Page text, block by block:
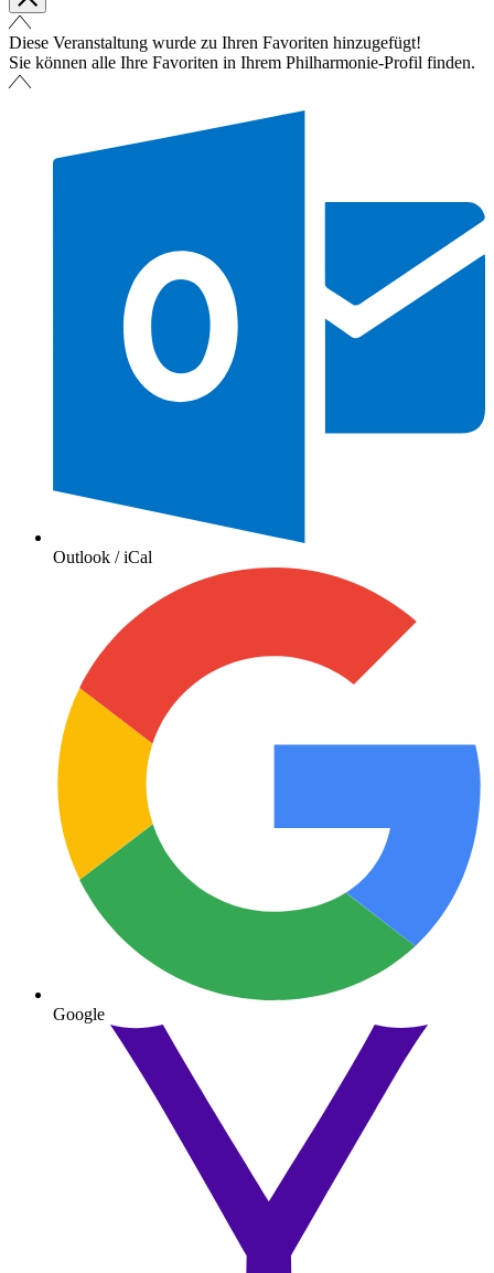
Diese Veranstaltung wurde zu Ihren Favoriten hinzugefügt!
Sie können alle Ihre Favoriten in Ihrem Philharmonie-Profil finden.
Outlook / iCal
Google